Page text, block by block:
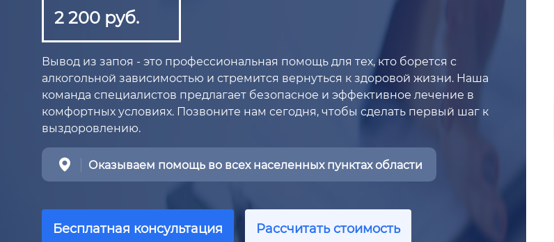
2 200 руб.
Вывод из запоя - это профессиональная помощь для тех, кто борется с
алкогольной зависимостью и стремится вернуться к здоровой жизни. Наша
команда специалистов предлагает безопасное и эффективное лечение в
комфортных условиях. Позвоните нам сегодня, чтобы сделать первый шаг к
выздоровлению.
Оказываем помощь во всех населенных пунктах области
Бесплатная консультация Рассчитать стоимость